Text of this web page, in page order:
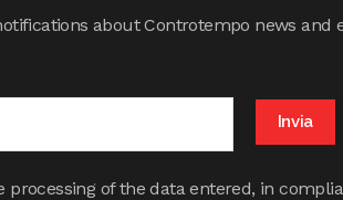
about Controtempo news and
processing of the data entered, in